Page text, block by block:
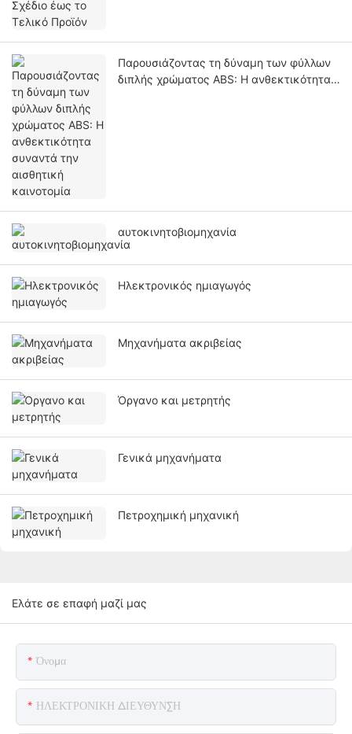
Παρουσιάζοντας τη δύναμη των φύλλων
διπλής χρώματος ABS: Η ανθεκτικότητα
αυτοκινητοβιομηχανία
Ηλεκτρονικός ημιαγωγός
Μηχανήματα ακριβείας
Όργανο και μετρητής
Γενικά μηχανήματα
Πετροχημική μηχανική
Ελάτε σε επαφή μαζί μας
Όνομα
ΗΛΕΚΤΡΟΝΙΚΗ ΔΙΕΥΘΥΝΣΗ